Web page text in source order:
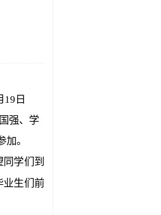
19 日
强、学
加。
学们到
业生们前